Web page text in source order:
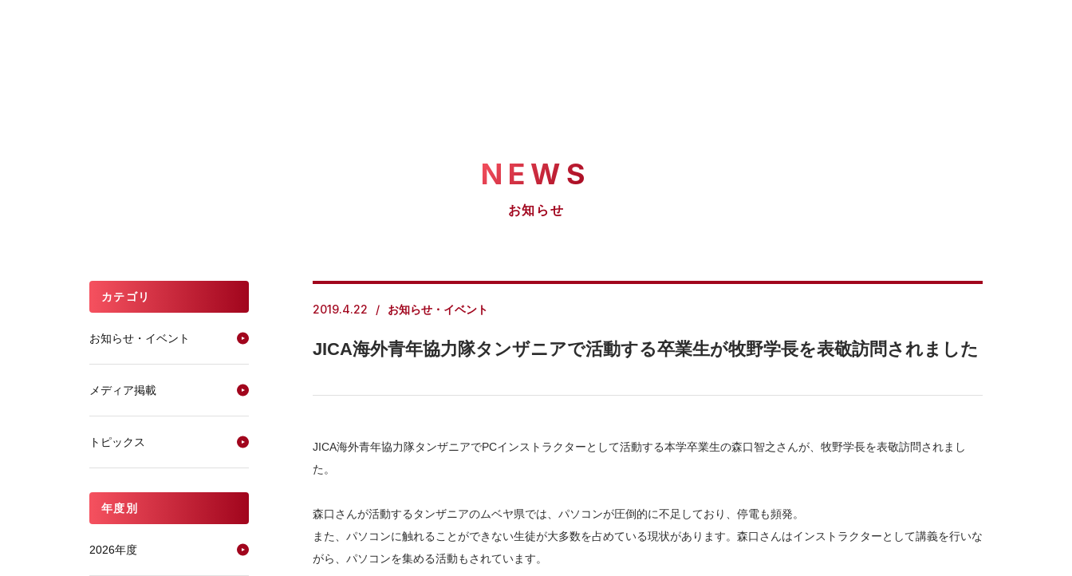
NEWS
お知らせ
2019.4.22 お知らせ・イベント
JICA海外青年協力隊タンザニアで活動する卒業生が牧野学長を表敬訪問されました
JICA海外青年協力隊タンザニアでPCインストラクターとして活動する本学卒業生の森口智之さんが、牧野学長を表敬訪問されまし
た。
森口さんが活動するタンザニアのムベヤ県では、パソコンが圧倒的に不足しており、停電も頻発。
また、パソコンに触れることができない生徒が大多数を占めている現状があります。森口さんはインストラクターとして講義を行いな
がら、パソコンを集める活動もされています。
カテゴリ
お知らせ・イベント
メディア掲載
トピックス
年度別
2026年度